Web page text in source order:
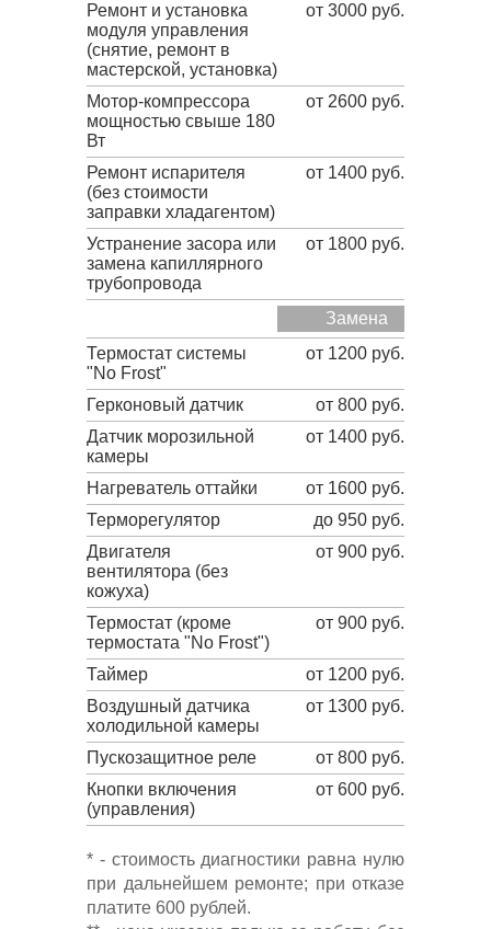
Ремонт и установка
модуля управления
(снятие, ремонт в
мастерской, установка)
от 3000 руб.
Мотор-компрессора
мощностью свыше 180
Вт
от 2600 руб.
Ремонт испарителя
(без стоимости
заправки хладагентом)
от 1400 руб.
Устранение засора или
замена капиллярного
трубопровода
от 1800 руб.
Замена
Термостат системы
"No Frost"
от 1200 руб.
Герконовый датчик
от 800 руб.
Датчик морозильной
камеры
от 1400 руб.
Нагреватель оттайки
от 1600 руб.
Терморегулятор
до 950 руб.
Двигателя
вентилятора (без
кожуха)
от 900 руб.
Термостат (кроме
термостата "No Frost")
от 900 руб.
Таймер
от 1200 руб.
Воздушный датчика
холодильной камеры
от 1300 руб.
Пускозащитное реле
от 800 руб.
Кнопки включения
(управления)
от 600 руб.
* - стоимость диагностики равна нулю
при дальнейшем ремонте; при отказе
платите 600 рублей.